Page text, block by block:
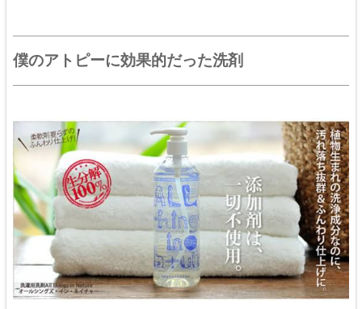
僕のアトピーに効果的だった洗剤